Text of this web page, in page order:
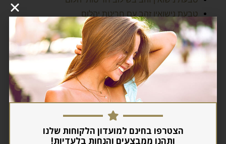
טבעת נישואין זהב עם חריטת יהלום
טבעת זהב אבן גדולה
עגילים -צלחת משובצת
שרשרת כסף עם אבנים כחולות
עגיל ילדות- אבן טוריקז
צמיד טניס יהלומים
טבעת יהלומים
עגיל לב תלוי
צמיד טניס
הצטרפו בחינם למועדון הלקוחות שלנו
ותהנו ממבצעים והנחות בלעדיות!